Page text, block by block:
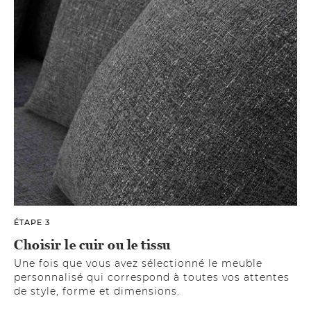
ÉTAPE 3
Choisir le cuir ou le tissu
Une fois que vous avez sélectionné le meuble
personnalisé qui correspond à toutes vos attentes
de style, forme et dimensions.